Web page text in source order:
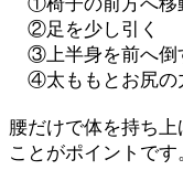
②足を少し引く
③上半身を前へ倒
④太ももとお尻の
腰だけで体を持ち
ことがポイントです